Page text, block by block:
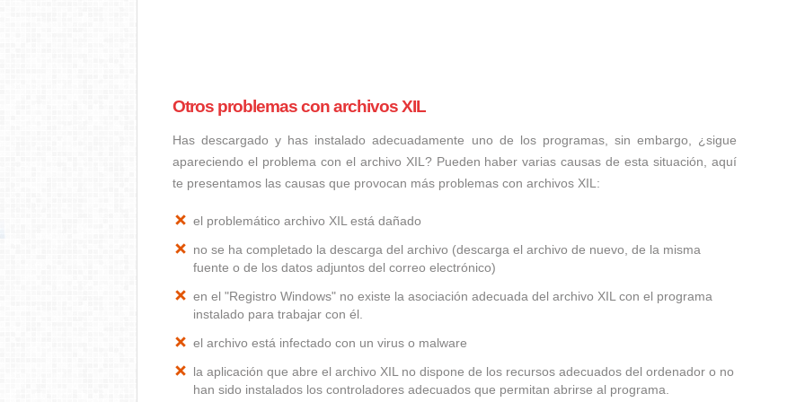
Otros problemas con archivos XIL
Has descargado y has instalado adecuadamente uno de los programas, sin embargo, ¿sigue
apareciendo el problema con el archivo XIL? Pueden haber varias causas de esta situación, aquí
te presentamos las causas que provocan más problemas con archivos XIL:
el problemático archivo XIL está dañado
no se ha completado la descarga del archivo (descarga el archivo de nuevo, de la misma
fuente o de los datos adjuntos del correo electrónico)
en el "Registro Windows" no existe la asociación adecuada del archivo XIL con el programa
instalado para trabajar con él.
el archivo está infectado con un virus o malware
la aplicación que abre el archivo XIL no dispone de los recursos adecuados del ordenador o no
han sido instalados los controladores adecuados que permitan abrirse al programa.